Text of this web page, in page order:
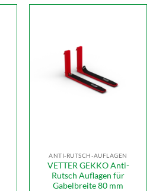
ANTI-RUTSCH-AUFLAGEN
VETTER GEKKO Anti-
Rutsch Auflagen für
Gabelbreite 80 mm